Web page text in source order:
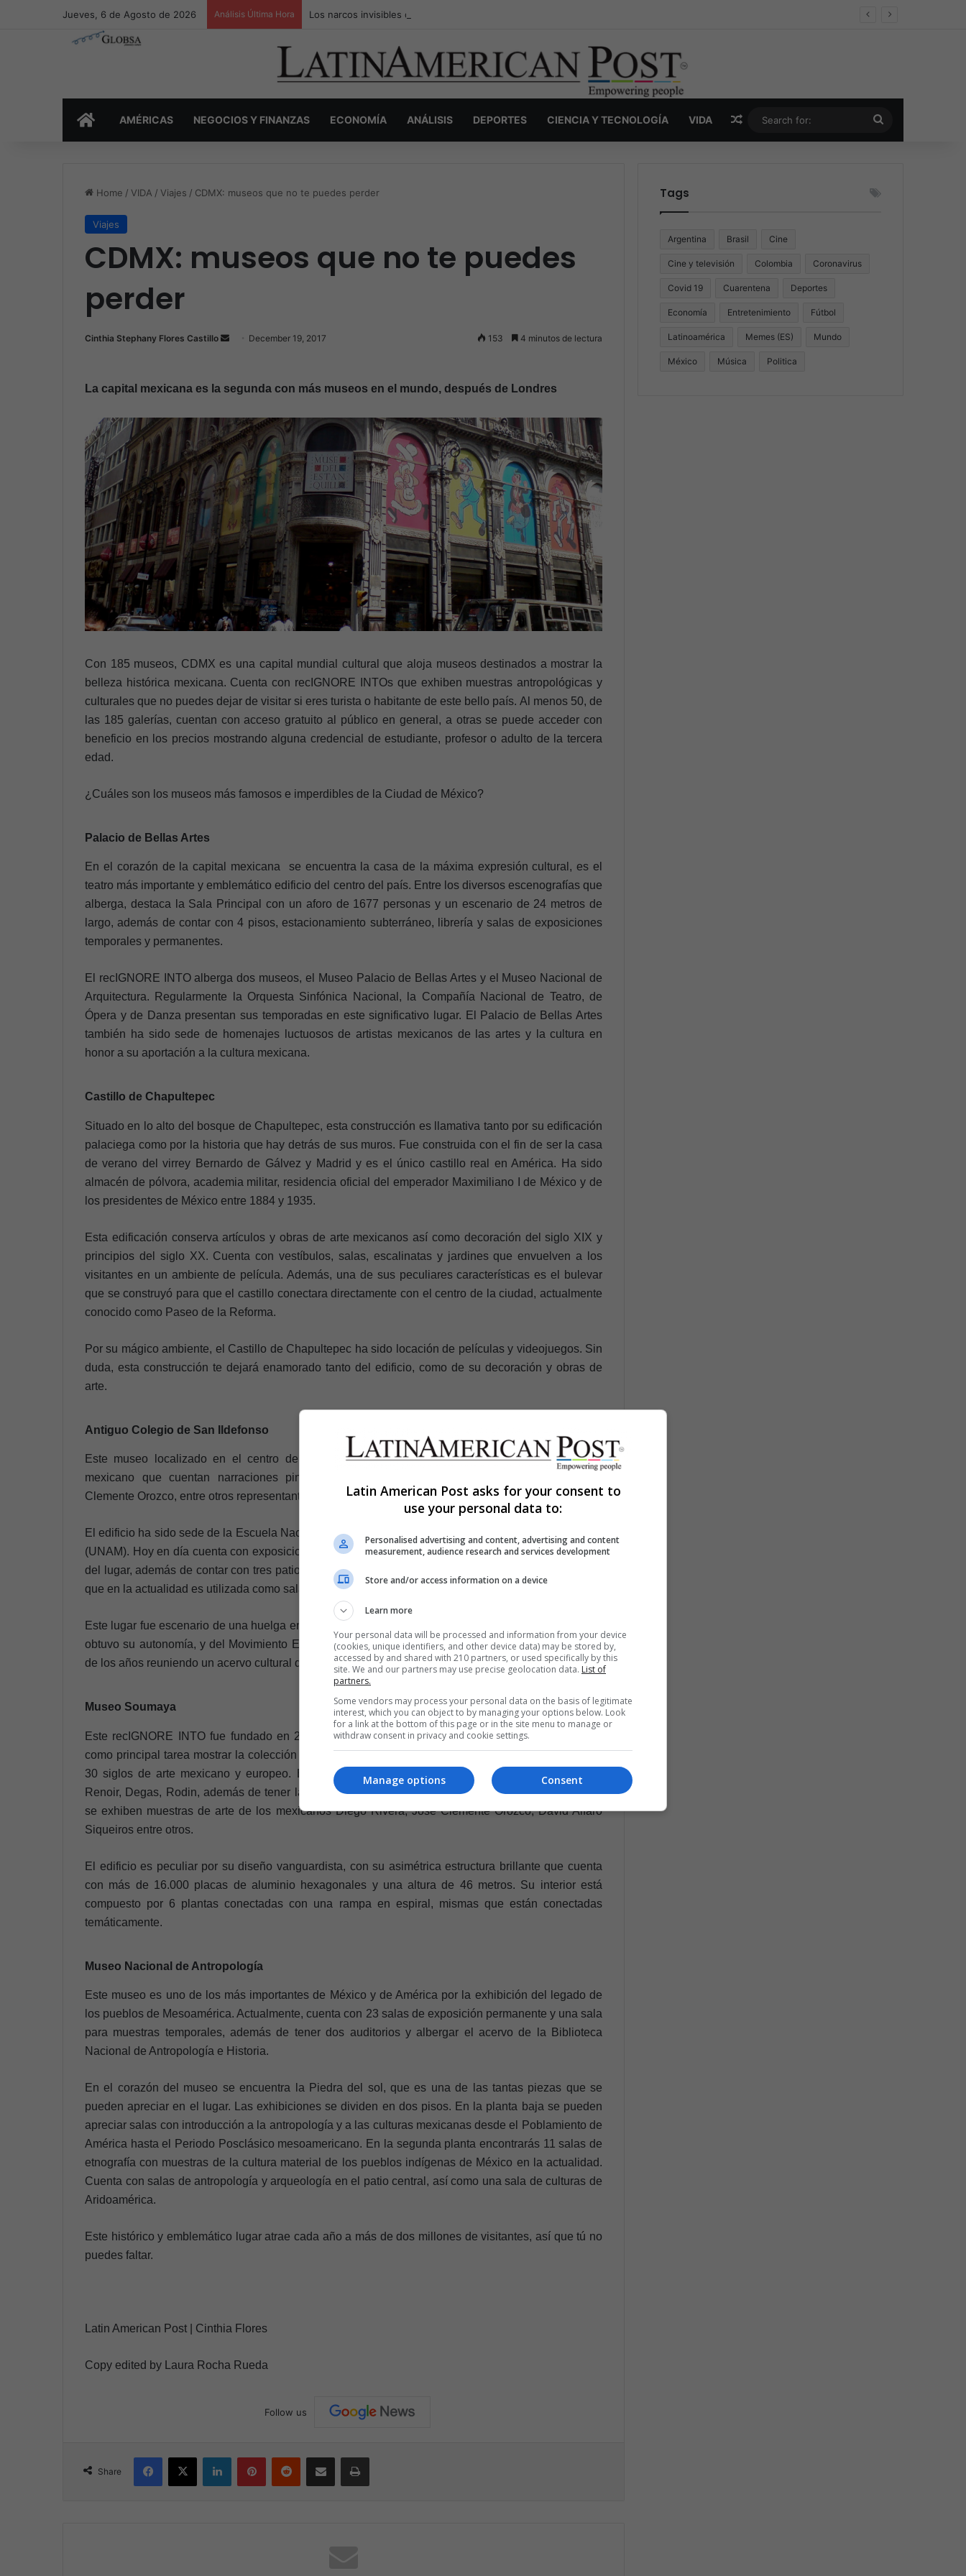
Jueves, 6 de Agosto de 2026 Análisis Última Hora Los narcos invisibles de Colombia: la guerra secreta por la verdad, el poder y la nueva economía de la droga
INICIOAMÉRICAS NEGOCIOS Y FINANZAS ECONOMÍA ANÁLISIS DEPORTES CIENCIA Y TECNOLOGÍA VIDA Random Article
for:
Home / VIDA / Viajes / CDMX: museos que no te puedes perder
Viajes
CDMX: museos que no te puedes
perder
Cinthia Stephany Flores Castillo
d
n
e
m
a
December 19, 2017 153 4 minutos de lectura
La capital mexicana es la segunda con más museos en el mundo, después de Londres
Con 185 museos, CDMX es una capital mundial cultural que aloja museos destinados a mostrar la
belleza histórica mexicana. Cuenta con recIGNORE INTOs que exhiben muestras antropológicas y
culturales que no puedes dejar de visitar si eres turista o habitante de este bello país. Al menos 50, de
las 185 galerías, cuentan con acceso gratuito al público en general, a otras se puede acceder con
beneficio en los precios mostrando alguna credencial de estudiante, profesor o adulto de la tercera
edad.
¿Cuáles son los museos más famosos e imperdibles de la Ciudad de México?
Palacio de Bellas Artes
En el corazón de la capital mexicana se encuentra la casa de la máxima expresión cultural, es el
teatro más importante y emblemático edificio del centro del país. Entre los diversos escenografías que
alberga, destaca la Sala Principal con un aforo de 1677 personas y un escenario de 24 metros de
largo, además de contar con 4 pisos, estacionamiento subterráneo, librería y salas de exposiciones
temporales y permanentes.
El recIGNORE INTO alberga dos museos, el Museo Palacio de Bellas Artes y el Museo Nacional de
Arquitectura. Regularmente la Orquesta Sinfónica Nacional, la Compañía Nacional de Teatro, de
Ópera y de Danza presentan sus temporadas en este significativo lugar. El Palacio de Bellas Artes
también ha sido sede de homenajes luctuosos de artistas mexicanos de las artes y la cultura en
honor a su aportación a la cultura mexicana.
Castillo de Chapultepec
Situado en lo alto del bosque de Chapultepec, esta construcción es llamativa tanto por su edificación
palaciega como por la historia que hay detrás de sus muros. Fue construida con el fin de ser la casa
de verano del virrey Bernardo de Gálvez y Madrid y es el único castillo real en América. Ha sido
almacén de pólvora, academia militar, residencia oficial del emperador Maximiliano I de México y de
los presidentes de México entre 1884 y 1935.
Esta edificación conserva artículos y obras de arte mexicanos así como decoración del siglo XIX y
principios del siglo XX. Cuenta con vestíbulos, salas, escalinatas y jardines que envuelven a los
visitantes en un ambiente de película. Además, una de sus peculiares características es el bulevar
que se construyó para que el castillo conectara directamente con el centro de la ciudad, actualmente
conocido como Paseo de la Reforma.
Por su mágico ambiente, el Castillo de Chapultepec ha sido locación de películas y videojuegos. Sin
duda, esta construcción te dejará enamorado tanto del edificio, como de su decoración y obras de
arte.
Antiguo Colegio de San Ildefonso
Este museo localizado en el centro de CDMX conserva en sus muros historias del muralismo
mexicano que cuentan narraciones pintadas por Diego Rivera, David Alfaro Siqueiros, José
Clemente Orozco, entre otros representantes de este movimiento en México.
El edificio ha sido sede de la Escuela Nacional Preparatoria y de la Universidad Nacional de México
(UNAM). Hoy en día cuenta con exposiciones temporales que se pueden apreciar en los tres niveles
del lugar, además de contar con tres patios y un anfiteatro. Además, en 1739 se inauguró una capilla
que en la actualidad es utilizada como sala de exposiciones.
Este lugar fue escenario de una huelga en 1929 de la UNAM, año en el que la universidad mexicana
obtuvo su autonomía, y del Movimiento Estudiantil de 1968, el edificio ha evolucionado con el paso
de los años reuniendo un acervo cultural que no te puedes perder en la capital del país.
Museo Soumaya
Este recIGNORE INTO fue fundado en 2011 y es una galería cultural sin fines de lucro que tiene
como principal tarea mostrar la colección de Fundación Carlos Slim. Ofrece una muestra de más de
30 siglos de arte mexicano y europeo. Entre las obras mostradas destacan artistas como Monet,
Renoir, Degas, Rodin, además de tener las únicas obras de Vincent Van Gogh en México. También
se exhiben muestras de arte de los mexicanos Diego Rivera, José Clemente Orozco, David Alfaro
Siqueiros entre otros.
El edificio es peculiar por su diseño vanguardista, con su asimétrica estructura brillante que cuenta
con más de 16.000 placas de aluminio hexagonales y una altura de 46 metros. Su interior está
compuesto por 6 plantas conectadas con una rampa en espiral, mismas que están conectadas
temáticamente.
Museo Nacional de Antropología
Este museo es uno de los más importantes de México y de América por la exhibición del legado de
los pueblos de Mesoamérica. Actualmente, cuenta con 23 salas de exposición permanente y una sala
para muestras temporales, además de tener dos auditorios y albergar el acervo de la Biblioteca
Nacional de Antropología e Historia.
En el corazón del museo se encuentra la Piedra del sol, que es una de las tantas piezas que se
pueden apreciar en el lugar. Las exhibiciones se dividen en dos pisos. En la planta baja se pueden
apreciar salas con introducción a la antropología y a las culturas mexicanas desde el Poblamiento de
América hasta el Periodo Posclásico mesoamericano. En la segunda planta encontrarás 11 salas de
etnografía con muestras de la cultura material de los pueblos indígenas de México en la actualidad.
Cuenta con salas de antropología y arqueología en el patio central, así como una sala de culturas de
Aridoamérica.
Este histórico y emblemático lugar atrae cada año a más de dos millones de visitantes, así que tú no
puedes faltar.
Latin American Post | Cinthia Flores
Copy edited by Laura Rocha Rueda
Follow us
Share
Tags
Argentina Brasil Cine
Cine y televisión Colombia Coronavirus
Covid 19 Cuarentena Deportes
Economía Entretenimiento Fútbol
Latinoamérica Memes (ES) Mundo
México Música Politica
Latin American Post asks for your consent to
use your personal data to:
Personalised advertising and content, advertising and content
measurement, audience research and services development
Store and/or access information on a device
Learn more
Your personal data will be processed and information from your device
(cookies, unique identifiers, and other device data) may be stored by,
accessed by and shared with 210 partners, or used specifically by this
site. We and our partners may use precise geolocation data. List of
partners.
Some vendors may process your personal data on the basis of legitimate
interest, which you can object to by managing your options below. Look
for a link at the bottom of this page or in the site menu to manage or
withdraw consent in privacy and cookie settings.
Consent
Manage options